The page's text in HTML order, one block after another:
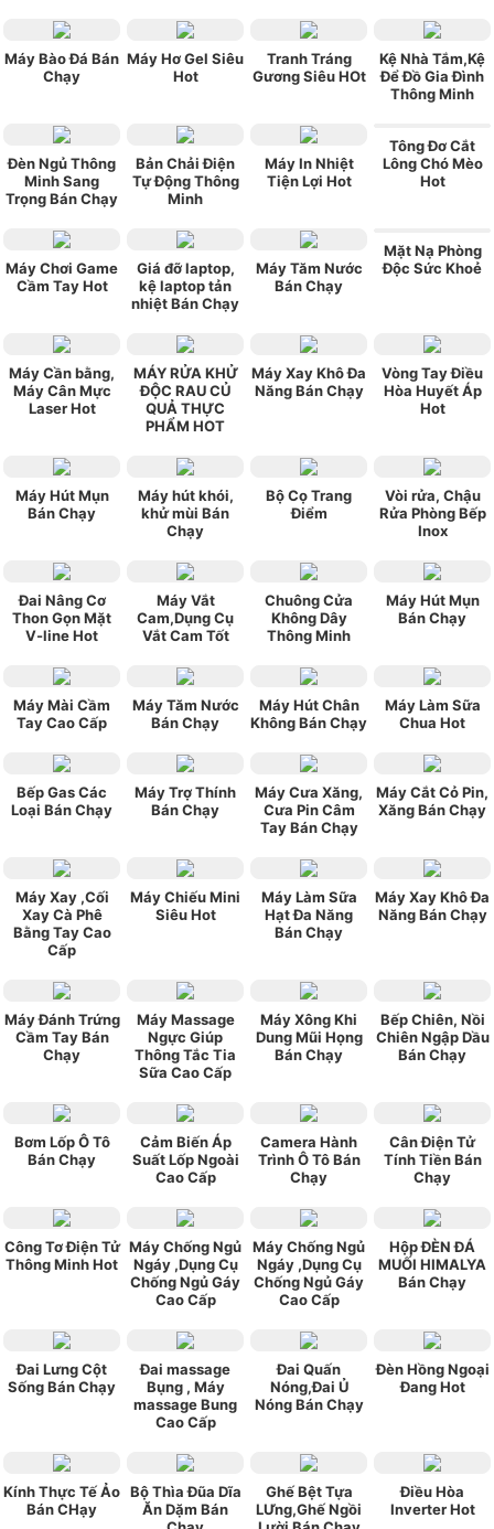
Máy Bào Đá Bán
Chạy
Máy Hơ Gel Siêu
Hot
Tranh Tráng
Gương Siêu HOt
Kệ Nhà Tắm,Kệ
Để Đồ Gia Đình
Thông Minh
Đèn Ngủ Thông
Minh Sang
Trọng Bán Chạy
Bản Chải Điện
Tự Động Thông
Minh
Máy In Nhiệt
Tiện Lợi Hot
Tông Đơ Cắt
Lông Chó Mèo
Hot
Máy Chơi Game
Cầm Tay Hot
Giá đỡ laptop,
kệ laptop tản
nhiệt Bán Chạy
Máy Tăm Nước
Bán Chạy
Mặt Nạ Phòng
Độc Sức Khoẻ
Máy Cần bằng,
Máy Cân Mực
Laser Hot
MÁY RỬA KHỬ
ĐỘC RAU CỦ
QUẢ THỰC
PHẨM HOT
Máy Xay Khô Đa
Năng Bán Chạy
Vòng Tay Điều
Hòa Huyết Áp
Hot
Máy Hút Mụn
Bán Chạy
Máy hút khói,
khử mùi Bán
Chạy
Bộ Cọ Trang
Điểm
Vòi rửa, Chậu
Rửa Phòng Bếp
Inox
Đai Nâng Cơ
Thon Gọn Mặt
V-line Hot
Máy Vắt
Cam,Dụng Cụ
Vắt Cam Tốt
Chuông Cửa
Không Dây
Thông Minh
Máy Hút Mụn
Bán Chạy
Máy Mài Cầm
Tay Cao Cấp
Máy Tăm Nước
Bán Chạy
Máy Hút Chân
Không Bán Chạy
Máy Làm Sữa
Chua Hot
Bếp Gas Các
Loại Bán Chạy
Máy Trợ Thính
Bán Chạy
Máy Cưa Xăng,
Cưa Pin Câm
Tay Bán Chạy
Máy Cắt Cỏ Pin,
Xăng Bán Chạy
Máy Xay ,Cối
Xay Cà Phê
Bằng Tay Cao
Cấp
Máy Chiếu Mini
Siêu Hot
Máy Làm Sữa
Hạt Đa Năng
Bán Chạy
Máy Xay Khô Đa
Năng Bán Chạy
Máy Đánh Trứng
Cầm Tay Bán
Chạy
Máy Massage
Ngực Giúp
Thông Tắc Tia
Sữa Cao Cấp
Máy Xông Khi
Dung Mũi Họng
Bán Chạy
Bếp Chiên, Nồi
Chiên Ngập Dầu
Bán Chạy
Bơm Lốp Ô Tô
Bán Chạy
Cảm Biến Áp
Suất Lốp Ngoài
Cao Cấp
Camera Hành
Trình Ô Tô Bán
Chạy
Cân Điện Tử
Tính Tiền Bán
Chạy
Công Tơ Điện Tử
Thông Minh Hot
Máy Chống Ngủ
Ngáy ,Dụng Cụ
Chống Ngủ Gáy
Cao Cấp
Máy Chống Ngủ
Ngáy ,Dụng Cụ
Chống Ngủ Gáy
Cao Cấp
Hộp ĐÈN ĐÁ
MUỐI HIMALYA
Bán Chạy
Đai Lưng Cột
Sống Bán Chạy
Đai massage
Bụng , Máy
massage Bung
Cao Cấp
Đai Quấn
Nóng,Đai Ủ
Nóng Bán Chạy
Đèn Hồng Ngoại
Đang Hot
Kính Thực Tế Ảo
Bán CHạy
Bộ Thìa Đũa Dĩa
Ăn Dặm Bán
Ghế Bệt Tựa
LƯng,Ghế Ngồi
Điều Hòa
Inverter Hot